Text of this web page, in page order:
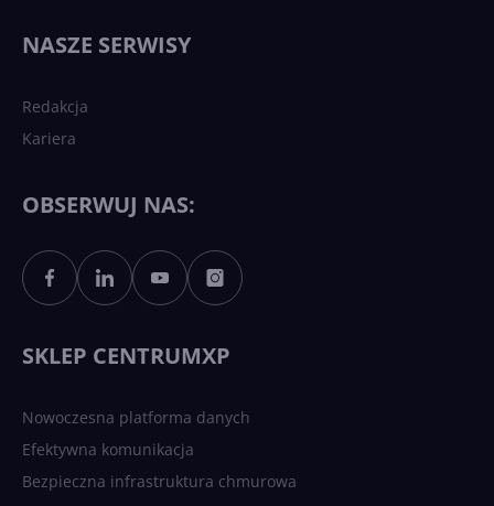
Sztuczna inteligencja po
polsku. Dość barier
NASZE SERWISY
Redakcja
Kariera
OBSERWUJ NAS:
SKLEP CENTRUMXP
Nowoczesna platforma danych
Efektywna komunikacja
Bezpieczna infrastruktura chmurowa